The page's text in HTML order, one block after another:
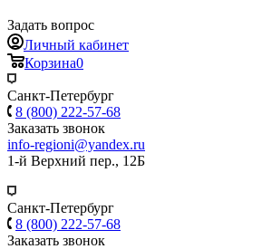
Задать вопрос
Личный кабинет
Корзина0
Санкт-Петербург
8 (800) 222-57-68
Заказать звонок
info-regioni@yandex.ru
1-й Верхний пер., 12Б
Санкт-Петербург
8 (800) 222-57-68
Заказать звонок